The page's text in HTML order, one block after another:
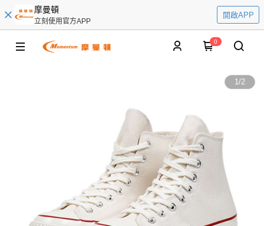
摩曼頓
立刻使用官方APP
開啟APP
0
1/2